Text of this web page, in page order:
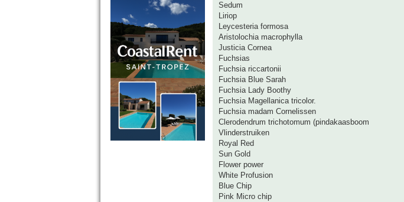
Sedum
Liriop
Leycesteria formosa
Aristolochia macrophylla
Justicia Cornea
Fuchsias
Fuchsia riccartonii
Fuchsia Blue Sarah
Fuchsia Lady Boothy
Fuchsia Magellanica tricolor.
Fuchsia madam Cornelissen
Clerodendrum trichotomum (pindakaasboom
Vlinderstruiken
Royal Red
Sun Gold
Flower power
White Profusion
Blue Chip
Pink Micro chip